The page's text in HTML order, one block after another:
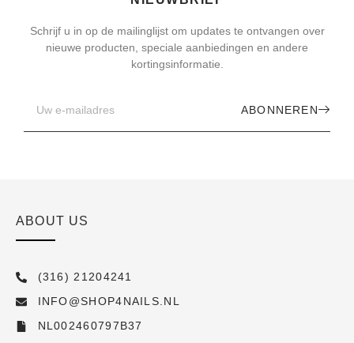
Schrijf u in op de mailinglijst om updates te ontvangen over
nieuwe producten, speciale aanbiedingen en andere
kortingsinformatie.
ABONNEREN
ABOUT US
(316) 21204241
INFO@SHOP4NAILS.NL
NL002460797B37